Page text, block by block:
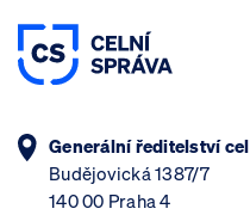
Generální ředitelství cel
Budějovická 1387/7
140 00 Praha 4